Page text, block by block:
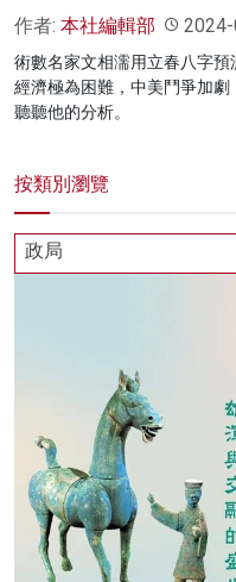
作者: 本社編輯部
術數名家文相濡用立春八字
經濟極為困難，中美鬥爭加
聽聽他的分析。
按類別瀏覽
政局